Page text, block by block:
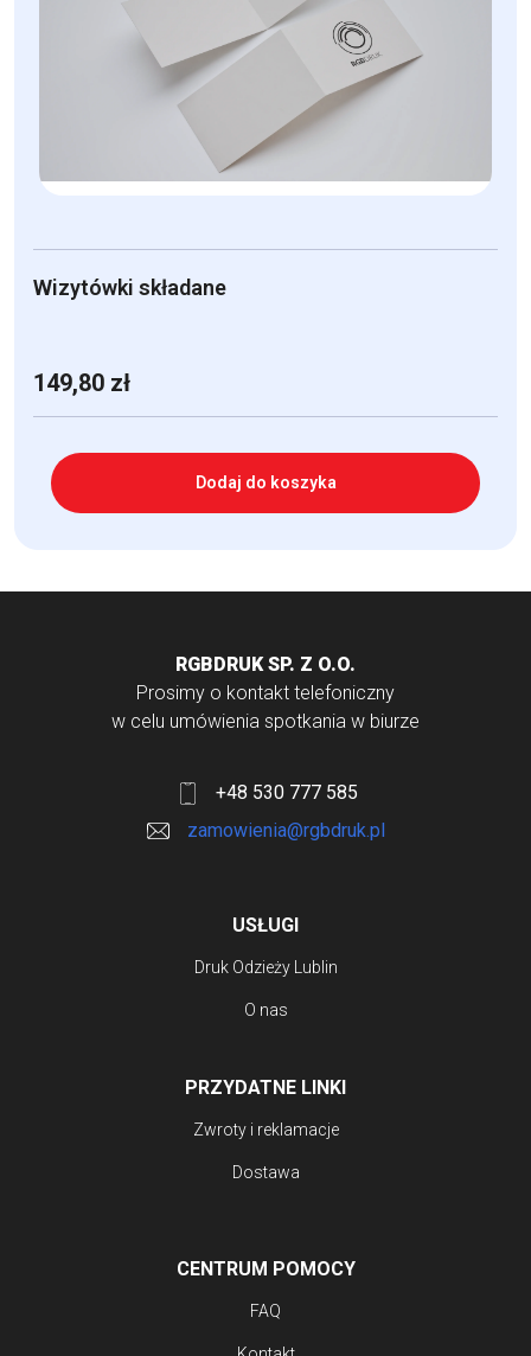
Wizytówki składane
149,80 zł
Dodaj do koszyka
RGBDRUK SP. Z O.O.
Prosimy o kontakt telefoniczny
w celu umówienia spotkania w biurze
+48 530 777 585
zamowienia@rgbdruk.pl
USŁUGI
Druk Odzieży Lublin
O nas
PRZYDATNE LINKI
Zwroty i reklamacje
Dostawa
CENTRUM POMOCY
FAQ